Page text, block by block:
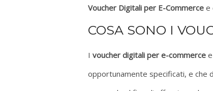
Voucher Digitali per E-Commerce e
COSA SONO I
I voucher digitali per e-commerce
opportunamente specificati, e che